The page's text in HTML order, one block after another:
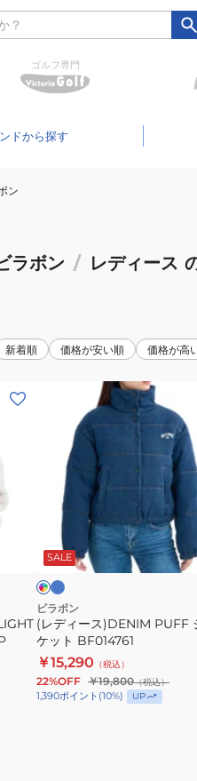
ゴルフ専門
ド
ン
ラボン / レディース
新着順 価格が安い順 価格が高
ス)DENIM
PUFF
ケ
ッ
ト
BF014761
SALE
ビラボン
(レディース)DENIM PUFF
ケット BF014761
￥15,290 （税込）
22%OFF ￥19,800（税込）
1,390ポイント (10%) UP
ブ
ラ
ッ
ク